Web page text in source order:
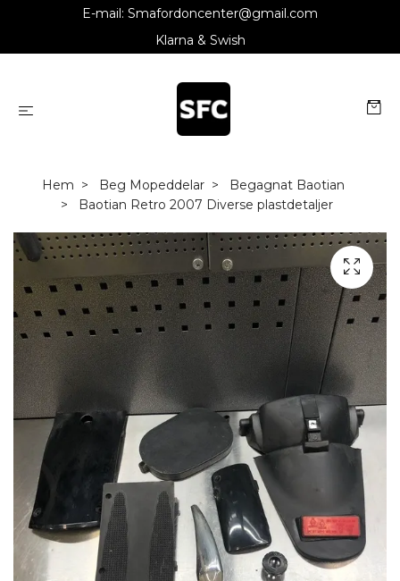
E-mail: Smafordoncenter@gmail.com
Klarna & Swish
Hem Beg Mopeddelar
Begagnat Baotian
Baotian Retro 2007 Diverse plastdetaljer